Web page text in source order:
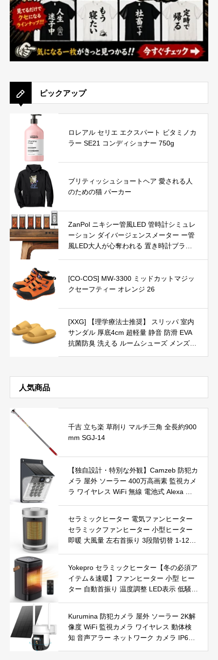
ピックアップ
ロレアル セリエ エクスパート ビタミノカ
ラー SE21 コンディショナー 750g
ブリティッシュショートヘア 愛される人
のための猫 パーカー
ZanPol ニキシー管風LED 管時計シミュレ
ーション ダイバージェンスメーター ー管
風LED大人が心奪われる 置き時計ブラッ
日のバレンタインのための最高のボーイフ
レンドギフト
[CO-COS] MW-3300 ミッドカットマジッ
クセーフティー オレンジ 26
[XXG] 【理学療法士推奨】 スリッパ 室内
サンダル 厚底4cm 超軽量 静音 防滑 EVA
抗菌防臭 洗える ルームシューズ メンズ
cm
人気商品
千吉 立ち楽 草削り マルチ三角 全長約900
mm SGJ-14
【独自設計・特別な外観】Camzeb 防犯カ
メラ 屋外 ソーラー 400万高画素 監視カメ
ラ ワイヤレス WiFi 無線 電池式 Alexa 赤
録画 IP66防水 遠隔操作
セラミックヒーター 電気ファンヒーター
セラミックファンヒーター 小型ヒーター
即暖 大風量 左右首振り 3段階切替 1-12時
SE認証済 暖房器具
Yokepro セラミックヒーター【冬の必須ア
イテム＆速暖】ファンヒーター 小型 ヒー
ター 自動首振り 温度調整 LED表示 低騒音
護【タイマー機能】【リモコン付き】 持
ち運び便利 電気ヒーター 脱衣所 足元 ト
イレ オフィス キッチン リビング 寝室 書
斎 日本語説明書付 ブラック
Kurumina 防犯カメラ 屋外 ソーラー 2K解
像度 WiFi 監視カメラ ワイヤレス 動体検
知 音声アラー ネットワーク カメラ IP65